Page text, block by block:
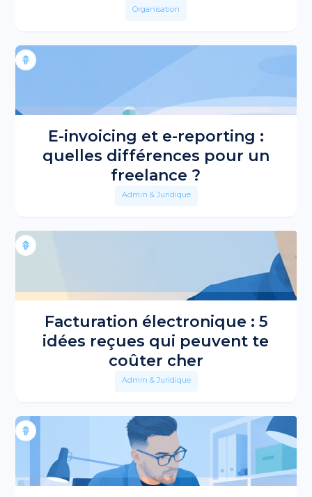
Organisation
E-invoicing et e-reporting :
quelles différences pour un
freelance ?
Admin & Juridique
Facturation électronique : 5
idées reçues qui peuvent te
coûter cher
Admin & Juridique